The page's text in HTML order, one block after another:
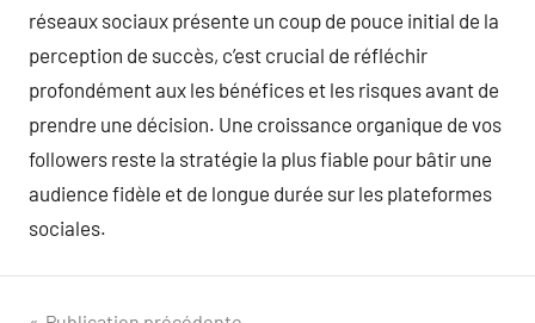
réseaux sociaux présente un coup de pouce initial de la
perception de succès, c’est crucial de réfléchir
profondément aux les bénéfices et les risques avant de
prendre une décision. Une croissance organique de vos
followers reste la stratégie la plus fiable pour bâtir une
audience fidèle et de longue durée sur les plateformes
sociales.